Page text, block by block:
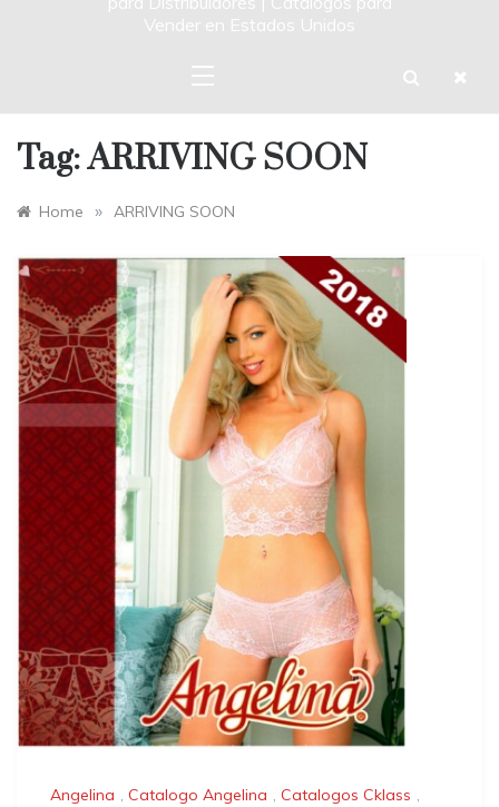
Vender en Estados Unidos
Tag:ARRIVING SOON
Home » ARRIVING SOON
Angelina , Catalogo Angelina , Catalogos Cklass ,